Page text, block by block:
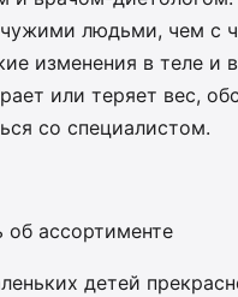
людьми, чем с
изменения в теле
или теряет вес,
со специалистом.
об ассортименте
детей